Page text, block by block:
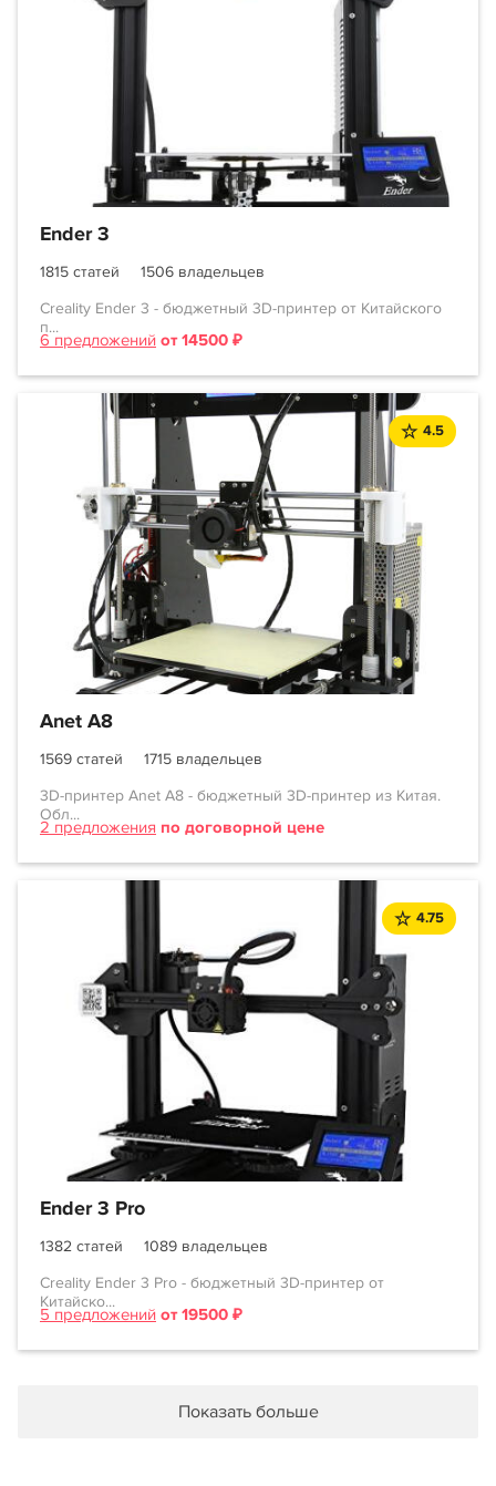
Ender 3
1815 статей
1506 владельцев
Creality Ender 3 - бюджетный 3D-принтер от Китайского
п...
6 предложений от 14500 ₽
4.5
Anet A8
1569 статей
1715 владельцев
3D-принтер Anet A8 - бюджетный 3D-принтер из Китая.
Обл...
2 предложения по договорной цене
4.75
Ender 3 Pro
1382 статей
1089 владельцев
Creality Ender 3 Pro - бюджетный 3D-принтер от
Китайско...
5 предложений от 19500 ₽
Показать больше